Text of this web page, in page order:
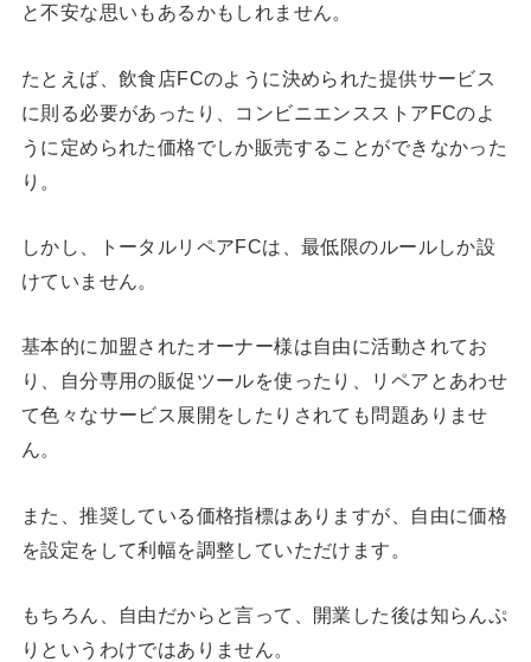
と不安な思いもあるかもしれません。
たとえば、飲食店FCのように決められた提供サービス
に則る必要があったり、コンビニエンスストアFCのよ
うに定められた価格でしか販売することができなかった
り。
しかし、トータルリペアFCは、最低限のルールしか設
けていません。
基本的に加盟されたオーナー様は自由に活動されてお
り、自分専用の販促ツールを使ったり、リペアとあわせ
て色々なサービス展開をしたりされても問題ありませ
ん。
また、推奨している価格指標はありますが、自由に価格
を設定をして利幅を調整していただけます。
もちろん、自由だからと言って、開業した後は知らんぷ
りというわけではありません。